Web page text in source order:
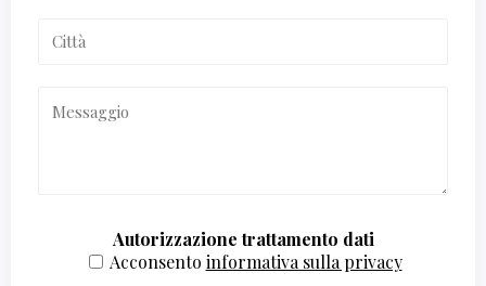
Autorizzazione trattamento dati
Acconsento informativa sulla privacy